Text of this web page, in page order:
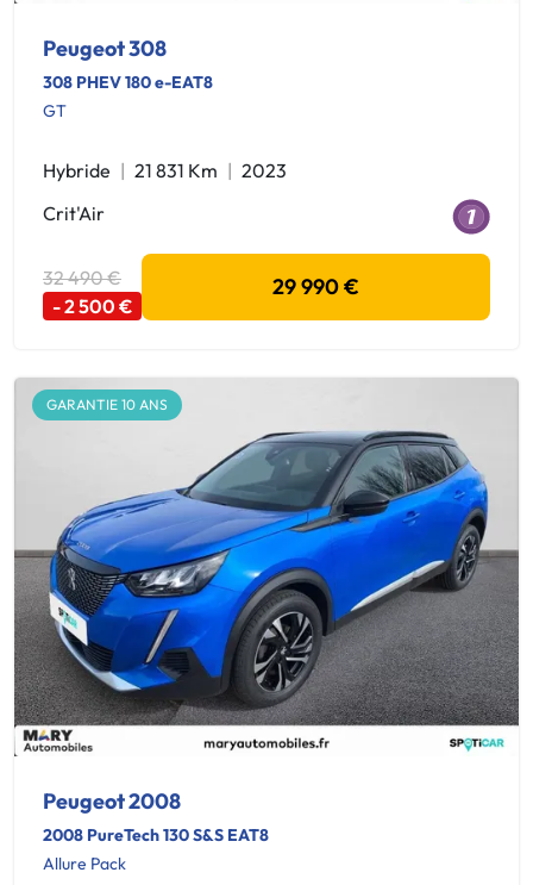
Peugeot 308
308 PHEV 180 e-EAT8
GT
Hybride 21 831 Km
2023
Crit'Air
32 490 €
- 2 500 €
29 990 €
GARANTIE 10 ANS
Peugeot 2008
2008 PureTech 130 S&S EAT8
Allure Pack